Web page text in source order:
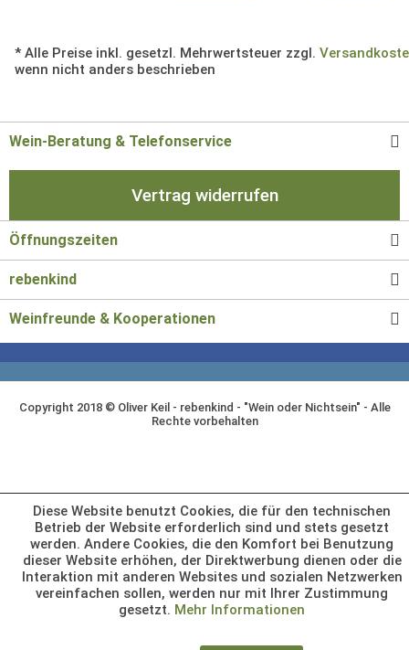
* Alle Preise inkl. gesetzl. Mehrwertsteuer zzgl.
wenn nicht anders beschrieben
Wein-Beratung & Telefonservice
Vertrag widerrufen
Öffnungszeiten
rebenkind
Weinfreunde & Kooperationen
Copyright 2018 © Oliver Keil - rebenkind - "Wein oder Nichtsein" - Alle
Rechte vorbehalten
Diese Website benutzt Cookies, die für den technischen
Betrieb der Website erforderlich sind und stets gesetzt
werden. Andere Cookies, die den Komfort bei Benutzung
dieser Website erhöhen, der Direktwerbung dienen oder die
Interaktion mit anderen Websites und sozialen Netzwerken
vereinfachen sollen, werden nur mit Ihrer Zustimmung
gesetzt. Mehr Informationen